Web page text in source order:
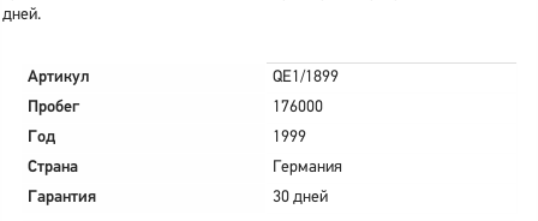
дней.
Артикул
QE1/1899
Пробег
176000
Год
1999
Страна
Германия
Гарантия
30 дней